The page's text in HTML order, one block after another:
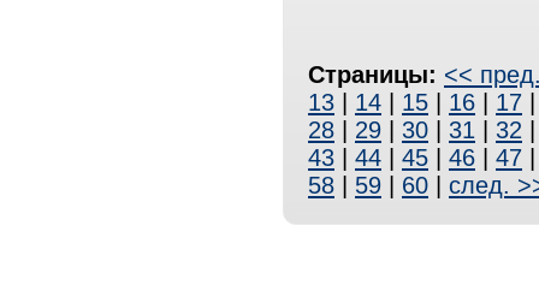
Страницы: <<
13
14 15 16 17
28
29 30 31 32
43
44 45 46 47
58
59 60 след.